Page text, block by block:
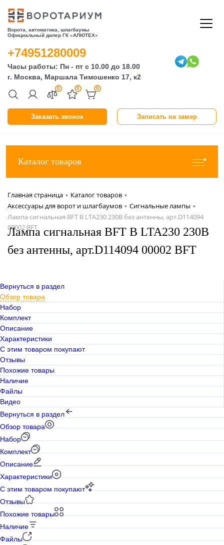
Ворота, автоматика, шлагбаумы
Официальный дилер ГК «АЛЮТЕХ»
Заказать звонок Записать на замер
0 0 0
+74951280009
Часы работы: Пн - пт с 10.00 до 18.00
г. Москва, Маршала Тимошенко 17, к2
Каталог товаров
Главная страница • Каталог товаров •
Аксессуары для ворот и шлагбаумов • Сигнальные лампы •
Лампа сигнальная BFT B LTA230 230В без антенны, арт.D114094
00002 BFT
Лампа сигнальная BFT B LTA230 230В
без антенны, арт.D114094 00002 BFT
Вернуться в раздел
Обзор товара
Набор
Комплект
Описание
Характеристики
С этим товаром покупают
Отзывы
Похожие товары
Наличие
Файлы
Видео
Вернуться в раздел
Обзор товара
Набор
Комплект
Описание
Характеристики
С этим товаром покупают
Отзывы
Похожие товары
Наличие
Файлы